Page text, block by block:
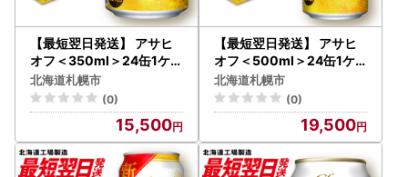
【最短翌日発送】 アサヒ
オフ＜350ml＞24缶1ケー
ス 北海道工場製造
北海道札幌市
(0)
15,500
【最短翌日発送】 アサヒ
オフ＜500ml＞24缶1ケ
ース 北海道工場製造
北海道札幌市
(0)
19,500